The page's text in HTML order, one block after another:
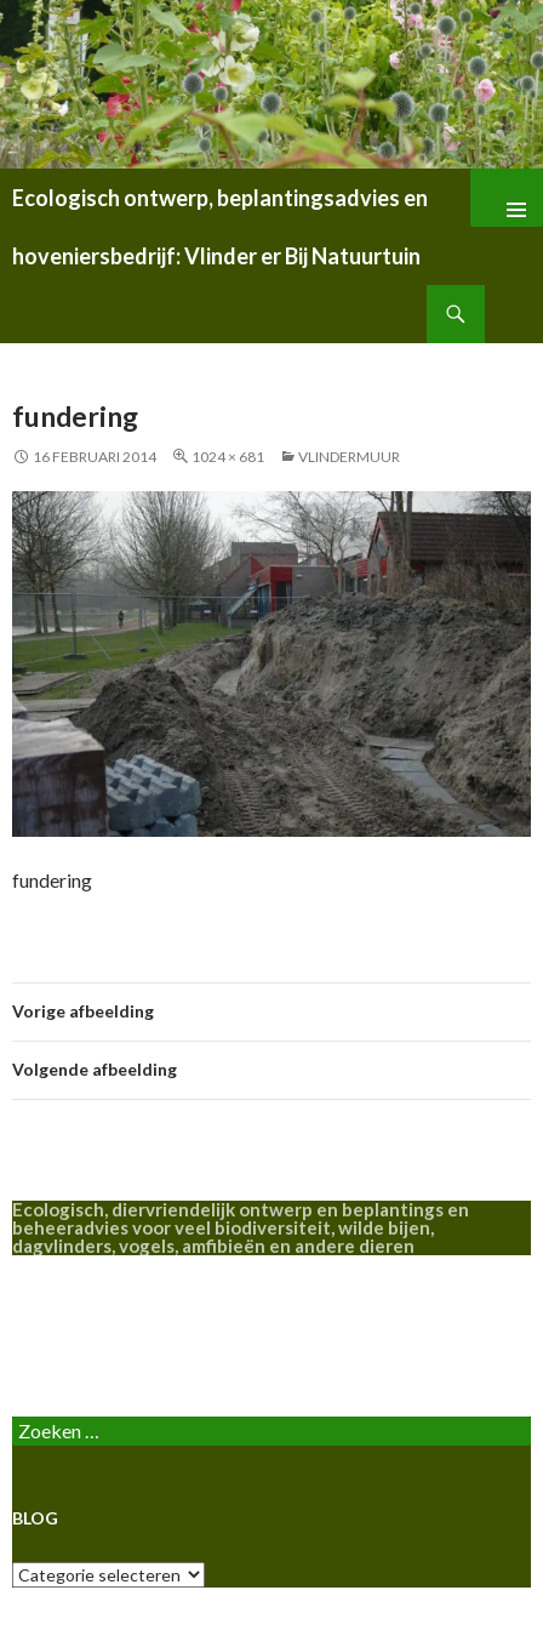
Ecologisch ontwerp, beplantingsadvies en
hoveniersbedrijf: Vlinder er Bij Natuurtuin
NAAR
INHOUD
fundering
16 FEBRUARI 2014 1024 × 681 VLINDERMUUR
fundering
Vorige afbeelding
Volgende afbeelding
Ecologisch, diervriendelijk ontwerp en beplantings en
beheeradvies voor veel biodiversiteit, wilde bijen,
dagvlinders, vogels, amfibieën en andere dieren
Zoeken
naar:
BLOG
Blog